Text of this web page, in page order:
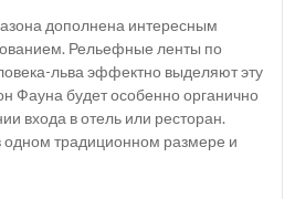
дополнена интересным
Рельефные ленты по
льва эффектно выделяют эту
Фауна будет особенно органично
входа в отель или ресторан.
одном традиционном размере и